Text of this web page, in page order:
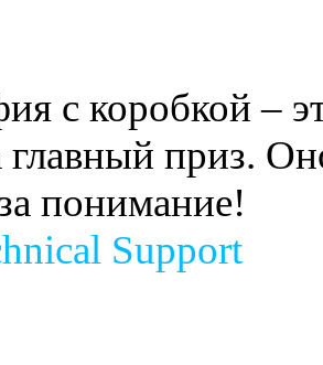
с коробкой –
главный приз.
понимание!
Support